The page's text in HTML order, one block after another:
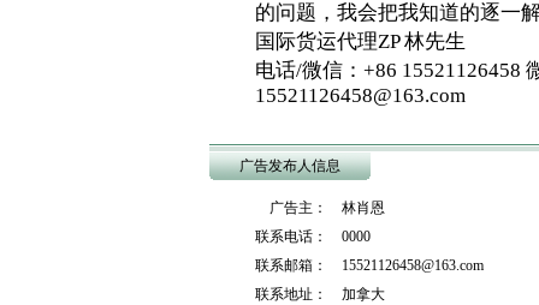
的问题，我会把我知道的逐一
国际货运代理ZP 林先生
电话/微信：+86 15521126458
15521126458@163.com
广告发布人信息
广告主： 林肖恩
联系电话： 0000
联系邮箱： 15521126458@163.com
联系地址： 加拿大